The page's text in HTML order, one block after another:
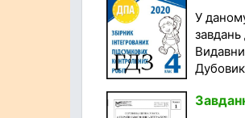
У
завдань